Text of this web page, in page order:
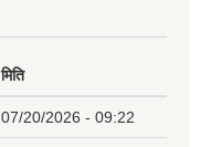
मिति
07/20/2026 - 09:22